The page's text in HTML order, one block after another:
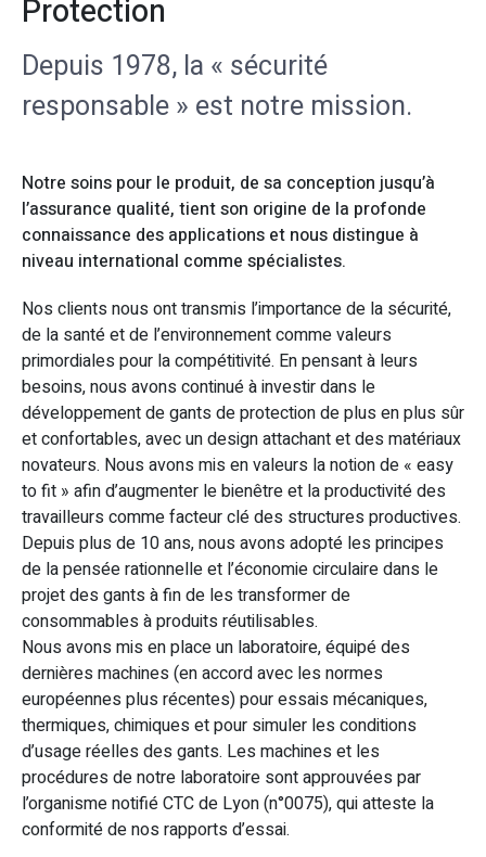
Protection​
Depuis 1978, la « sécurité
responsable » est notre mission.
Notre soins pour le produit, de sa conception jusqu’à
l’assurance qualité, tient son origine de la profonde
connaissance des applications et nous distingue à
niveau international comme spécialistes.
Nos clients nous ont transmis l’importance de la sécurité,
de la santé et de l’environnement comme valeurs
primordiales pour la compétitivité. En pensant à leurs
besoins, nous avons continué à investir dans le
développement de gants de protection de plus en plus sûr
et confortables, avec un design attachant et des matériaux
novateurs. Nous avons mis en valeurs la notion de « easy
to fit » afin d’augmenter le bienêtre et la productivité des
travailleurs comme facteur clé des structures productives.
Depuis plus de 10 ans, nous avons adopté les principes
de la pensée rationnelle et l’économie circulaire dans le
projet des gants à fin de les transformer de
consommables à produits réutilisables.
Nous avons mis en place un laboratoire, équipé des
dernières machines (en accord avec les normes
européennes plus récentes) pour essais mécaniques,
thermiques, chimiques et pour simuler les conditions
d’usage réelles des gants. Les machines et les
procédures de notre laboratoire sont approuvées par
l’organisme notifié CTC de Lyon (n°0075), qui atteste la
conformité de nos rapports d’essai.